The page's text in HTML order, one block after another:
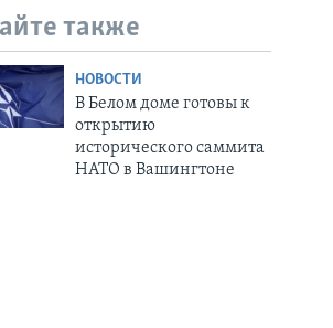
также
НОВОСТИ
В Белом доме готовы к
открытию
исторического саммита
НАТО в Вашингтоне